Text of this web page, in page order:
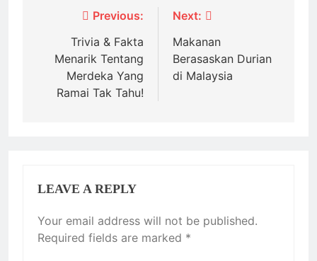
navigation
Previous:
Trivia & Fakta
Menarik Tentang
Merdeka Yang
Ramai Tak Tahu!
Next:
Makanan
Berasaskan Durian
di Malaysia
LEAVE A REPLY
Your email address will not be published.
Required fields are marked *